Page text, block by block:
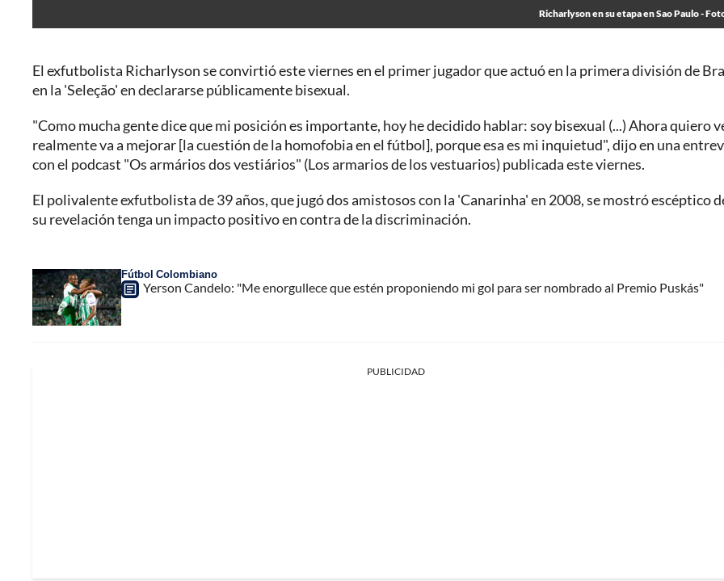
Richarlyson en su etapa en Sao Paulo -
El exfutbolista Richarlyson se convirtió este viernes en el primer jugador que actuó en la primera división de
en la 'Seleção' en declararse públicamente bisexual.
"Como mucha gente dice que mi posición es importante, hoy he decidido hablar: soy bisexual (...) Ahora quiero
realmente va a mejorar [la cuestión de la homofobia en el fútbol], porque esa es mi inquietud", dijo en una
con el podcast "Os armários dos vestiários" (Los armarios de los vestuarios) publicada este viernes.
El polivalente exfutbolista de 39 años, que jugó dos amistosos con la 'Canarinha' en 2008, se mostró escéptico
su revelación tenga un impacto positivo en contra de la discriminación.
Fútbol Colombiano
Yerson Candelo: "Me enorgullece que estén proponiendo mi gol para ser nombrado al Premio Puskás"
PUBLICIDAD